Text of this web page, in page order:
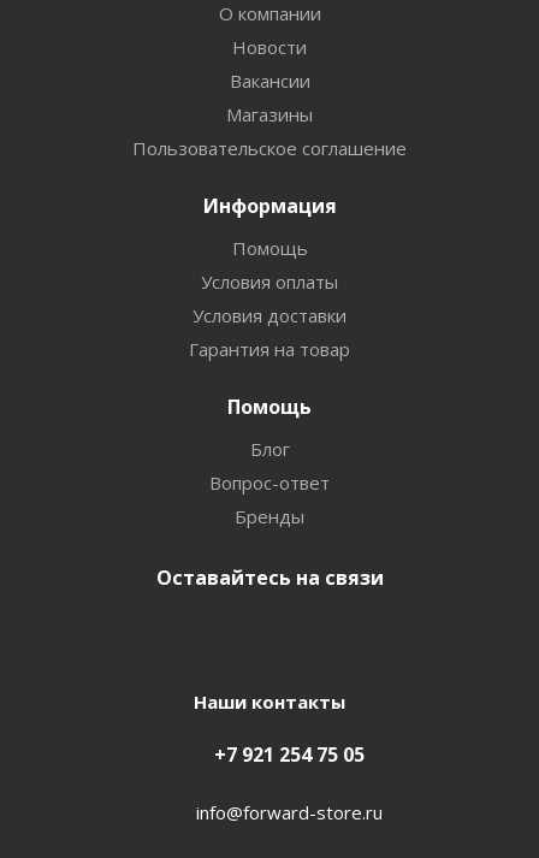
О компании
Новости
Вакансии
Магазины
Пользовательское соглашение
Информация
Помощь
Условия оплаты
Условия доставки
Гарантия на товар
Помощь
Блог
Вопрос-ответ
Бренды
Оставайтесь на связи
Наши контакты
+7 921 254 75 05
info@forward-store.ru